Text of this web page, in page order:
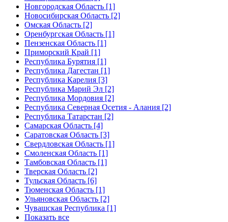
Новгородская Область [1]
Новосибирская Область [2]
Омская Область [2]
Оренбургская Область [1]
Пензенская Область [1]
Приморский Край [1]
Республика Бурятия [1]
Республика Дагестан [1]
Республика Карелия [3]
Республика Марий Эл [2]
Республика Мордовия [2]
Республика Северная Осетия - Алания [2]
Республика Татарстан [2]
Самарская Область [4]
Саратовская Область [3]
Свердловская Область [1]
Смоленская Область [1]
Тамбовская Область [1]
Тверская Область [2]
Тульская Область [6]
Тюменская Область [1]
Ульяновская Область [2]
Чувашская Республика [1]
Показать все